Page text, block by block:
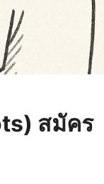
สมัคร